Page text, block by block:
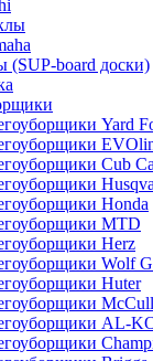
(SUP-board доски)
Yard
Cub
Honda
MTD
Herz
Wolf
Huter
AL-